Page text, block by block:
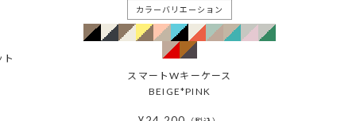
スマートWキーケース
BEIGE*PINK